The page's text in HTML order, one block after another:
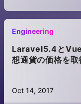
Engineering
Laravel5.4と
想通貨の価格を
Oct 14, 2017